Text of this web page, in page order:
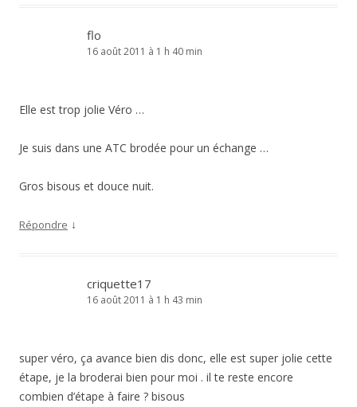
flo
16 août 2011 à 1 h 40 min
Elle est trop jolie Véro …
Je suis dans une ATC brodée pour un échange …
Gros bisous et douce nuit.
Répondre ↓
criquette17
16 août 2011 à 1 h 43 min
super véro, ça avance bien dis donc, elle est super jolie cette
étape, je la broderai bien pour moi . il te reste encore
combien d’étape à faire ? bisous